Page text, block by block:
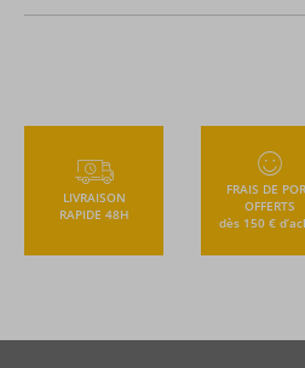
LIVRAISON
RAPIDE 48H
FRAIS DE
OFFERTS
dès 150 €